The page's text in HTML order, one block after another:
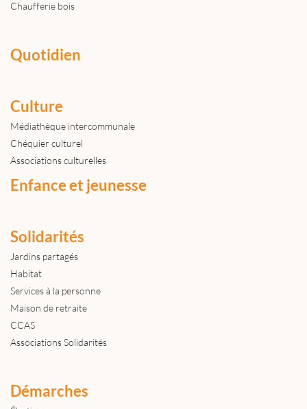
Chaufferie bois
Quotidien
Culture
Médiathèque intercommunale
Chéquier culturel
Associations culturelles
Enfance et jeunesse
Solidarités
Jardins partagés
Habitat
Services à la personne
Maison de retraite
CCAS
Associations Solidarités
Démarches